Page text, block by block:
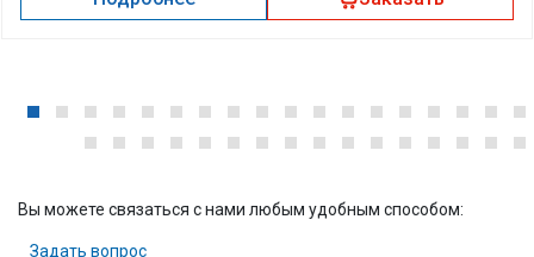
Вы можете связаться с нами любым удобным способом:
Задать вопрос